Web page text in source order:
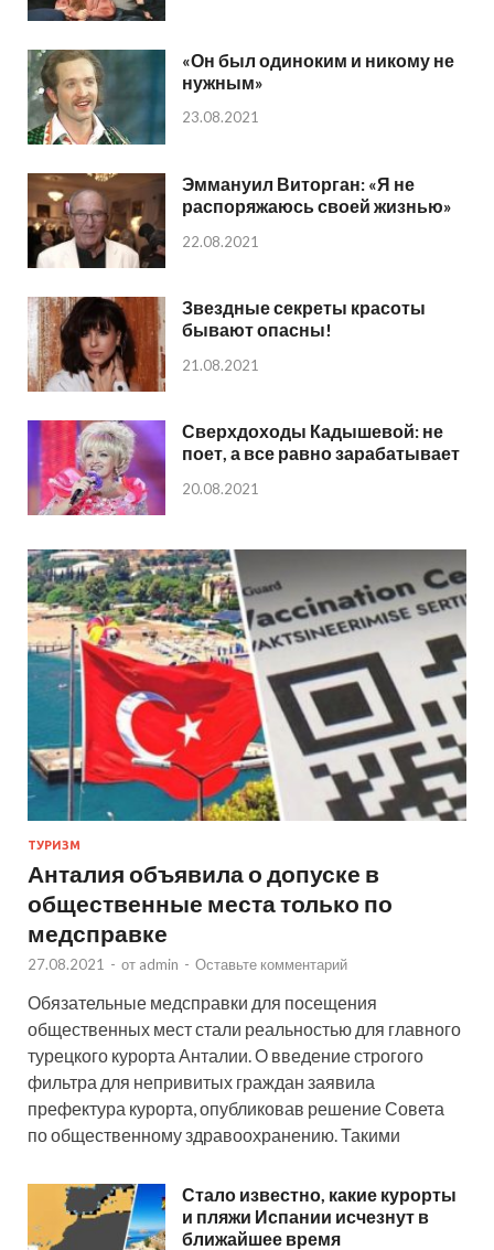
«Он был одиноким и никому не
нужным»
23.08.2021
Эммануил Виторган: «Я не
распоряжаюсь своей жизнью»
22.08.2021
Звездные секреты красоты
бывают опасны!
21.08.2021
Сверхдоходы Кадышевой: не
поет, а все равно зарабатывает
20.08.2021
ТУРИЗМ
Анталия объявила о допуске в
общественные места только по
медсправке
27.08.2021 - от admin - Оставьте комментарий
Обязательные медсправки для посещения
общественных мест стали реальностью для главного
турецкого курорта Анталии. О введение строгого
фильтра для непривитых граждан заявила
префектура курорта, опубликовав решение Совета
по общественному здравоохранению. Такими
Стало известно, какие курорты
и пляжи Испании исчезнут в
ближайшее время